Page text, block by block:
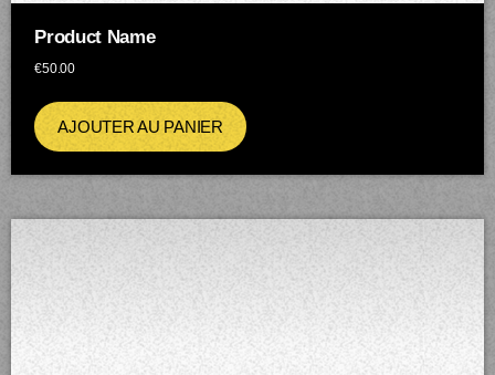
Product Name
€50.00
AJOUTER AU PANIER